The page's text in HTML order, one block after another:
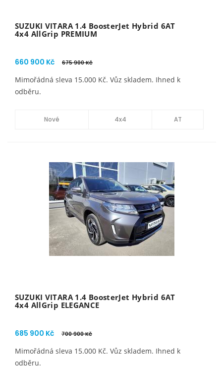
SUZUKI VITARA 1.4 BoosterJet Hybrid 6AT
4x4 AllGrip PREMIUM
660 900 Kč 675 900 Kč
Mimořádná sleva 15.000 Kč. Vůz skladem. Ihned k
odběru.
Nové 4x4 AT
SUZUKI VITARA 1.4 BoosterJet Hybrid 6AT
4x4 AllGrip ELEGANCE
685 900 Kč 700 900 Kč
Mimořádná sleva 15.000 Kč. Vůz skladem. Ihned k
odběru.